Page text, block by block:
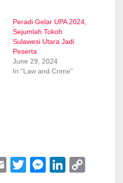
Peradi Gelar UPA 2024,
Sejumlah Tokoh
Sulawesi Utara Jadi
Peserta
June 29, 2024
In "Law and Crime"
E
T
M
Li